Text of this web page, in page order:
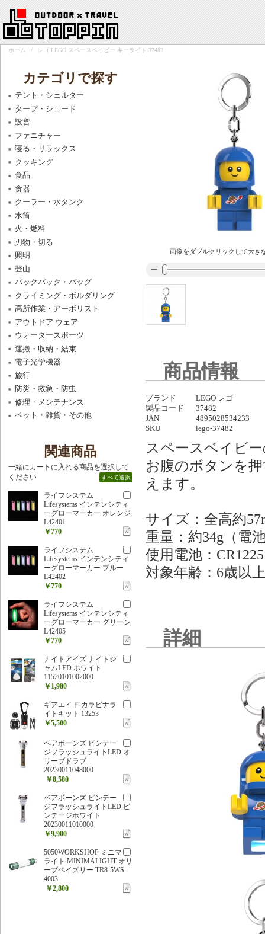
ホーム / レゴ LEGO スペースベイビー キーライト 37482
画像をダブルクリックして大き
商品情報
ブランド
LEGO レゴ
製品コード
37482
JAN
4895028534233
SKU
lego-37482
スペースベイビ
お腹のボタンを
えます。
サイズ：全高約
重量：約34g（電
使用電池：
対象年齢：6歳以
詳細
カテゴリで探す
テント・シェルター
タープ・シェード
設営
ファニチャー
寝る・リラックス
クッキング
食品
食器
クーラー・水タンク
水筒
火・燃料
刃物・切る
照明
登山
バックパック・バッグ
クライミング・ボルダリング
高所作業・アーボリスト
アウトドア ウェア
ウォータースポーツ
運搬・収納・結束
電子光学機器
旅行
防災・救急・防虫
修理・メンテナンス
ペット・雑貨・その他
関連商品
一緒にカートに入れる商品を選択して
ください
すべて選択
ライフシステム
Lifesystems インテンシティ
ーグローマーカー オレンジ
L42401
￥770
ライフシステム
Lifesystems インテンシティ
ーグローマーカー ブルー
L42402
￥770
ライフシステム
Lifesystems インテンシティ
ーグローマーカー グリーン
L42405
￥770
ナイトアイズ ナイトジ
ャムLED ホワイト
11520101002000
￥1,980
ギアエイド カラビナラ
イトキット 13253
￥5,500
ベアボーンズ ビンテー
ジフラッシュライトLED オ
リーブドラブ
20230011048000
￥8,580
ベアボーンズ ビンテー
ジフラッシュライトLED ビ
ンテージホワイト
20230011010000
￥9,900
5050WORKSHOP ミニマ
ライト MINIMALIGHT オリ
ーブペイズリー TR8-5WS-
4003
￥2,800